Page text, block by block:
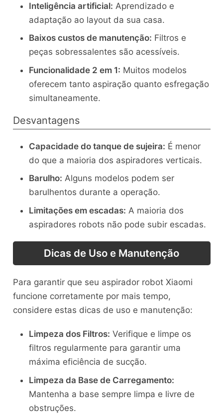
Inteligência artificial: Aprendizado e
adaptação ao layout da sua casa.
Baixos custos de manutenção: Filtros e
peças sobressalentes são acessíveis.
Funcionalidade 2 em 1: Muitos modelos
oferecem tanto aspiração quanto esfregação
simultaneamente.
Desvantagens
Capacidade do tanque de sujeira: É menor
do que a maioria dos aspiradores verticais.
Barulho: Alguns modelos podem ser
barulhentos durante a operação.
Limitações em escadas: A maioria dos
aspiradores robots não pode subir escadas.
Dicas de Uso e Manutenção
Para garantir que seu aspirador robot Xiaomi
funcione corretamente por mais tempo,
considere estas dicas de uso e manutenção:
Limpeza dos Filtros: Verifique e limpe os
filtros regularmente para garantir uma
máxima eficiência de sucção.
Limpeza da Base de Carregamento:
Mantenha a base sempre limpa e livre de
obstruções.